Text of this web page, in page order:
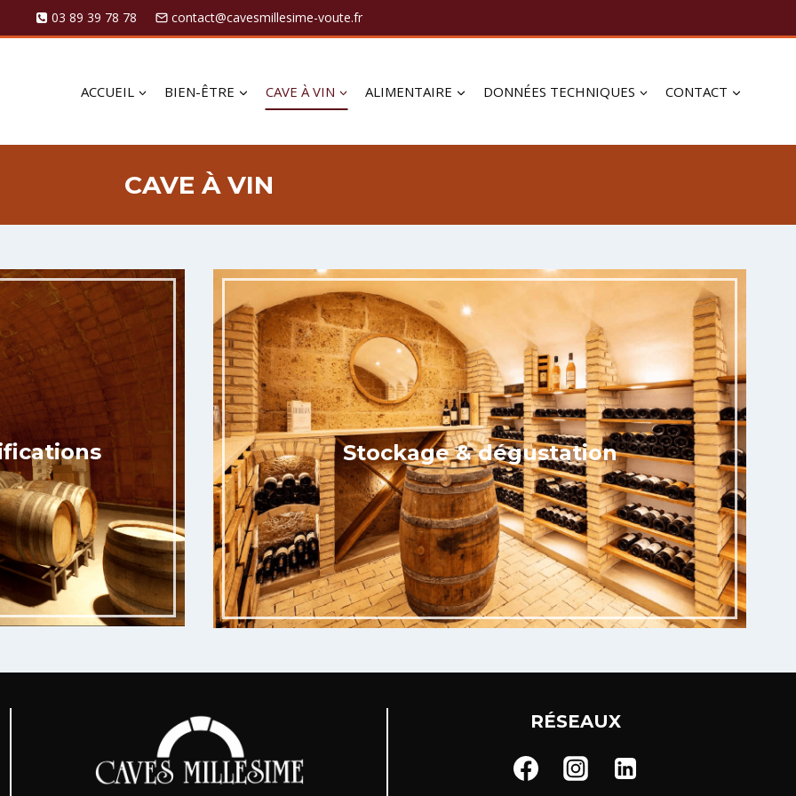
03 89 39 78 78 contact@cavesmillesime-voute.fr
ACCUEIL BIEN-ÊTRE CAVE À VIN ALIMENTAIRE DONNÉES TECHNIQUES CONTACT
CAVE À VIN
Stockage & dégustation
RÉSEAUX